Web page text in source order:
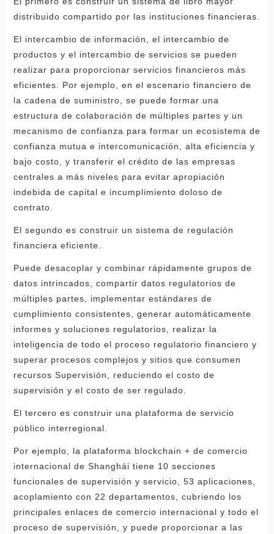
distribuido compartido por las instituciones financieras.
El intercambio de información, el intercambio de
productos y el intercambio de servicios se pueden
realizar para proporcionar servicios financieros más
eficientes. Por ejemplo, en el escenario financiero de
la cadena de suministro, se puede formar una
estructura de colaboración de múltiples partes y un
mecanismo de confianza para formar un ecosistema de
confianza mutua e intercomunicación, alta eficiencia y
bajo costo, y transferir el crédito de las empresas
centrales a más niveles para evitar apropiación
indebida de capital e incumplimiento doloso de
contrato.
El segundo es construir un sistema de regulación
financiera eficiente.
Puede desacoplar y combinar rápidamente grupos de
datos intrincados, compartir datos regulatorios de
múltiples partes, implementar estándares de
cumplimiento consistentes, generar automáticamente
informes y soluciones regulatorios, realizar la
inteligencia de todo el proceso regulatorio financiero y
superar procesos complejos y sitios que consumen
recursos Supervisión, reduciendo el costo de
supervisión y el costo de ser regulado.
El tercero es construir una plataforma de servicio
público interregional.
Por ejemplo, la plataforma blockchain + de comercio
internacional de Shanghái tiene 10 secciones
funcionales de supervisión y servicio, 53 aplicaciones,
acoplamiento con 22 departamentos, cubriendo los
principales enlaces de comercio internacional y todo el
proceso de supervisión, y puede proporcionar a las